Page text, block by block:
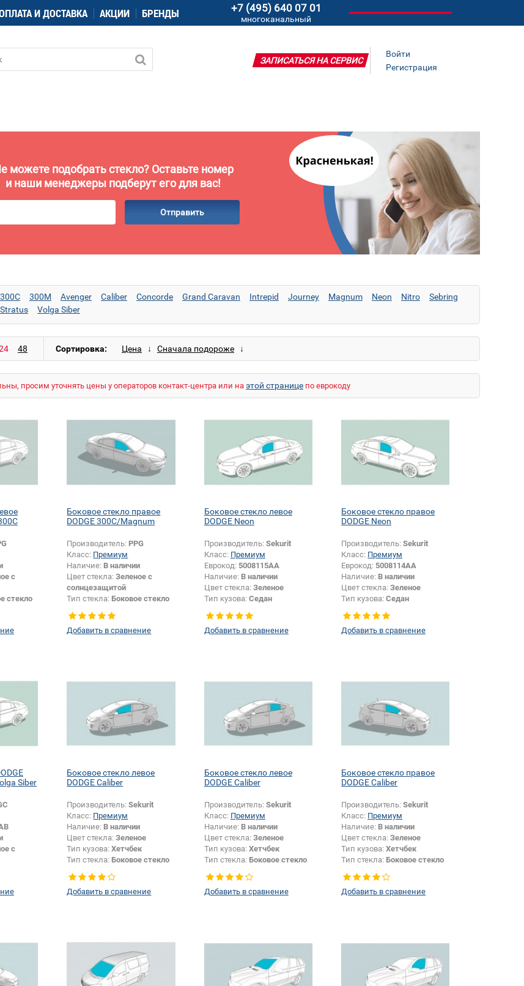
И ДОСТАВКА АКЦИИ БРЕНДЫ +7 (495) 640 07 01
многоканальный
Войти
Регистрация
ЗАПИСАТЬСЯ НА СЕРВИС
можете подобрать стекло? Оставьте номер
и наши менеджеры подберут его для вас!
Отправить
300C 300M Avenger Caliber Concorde Grand Caravan Intrepid Journey Magnum Neon Nitro
Sebring
Stratus
Volga Siber
Сортировка:
просим уточнять цены у операторов контакт-центра или наэтой странице по еврокоду
с
стекло
Боковое стекло правое
DODGE 300C/Magnum
Производитель: PPG
Класс: Премиум
Наличие: В наличии
Цвет стекла:Зеленое с
солнцезащитой
Тип стекла: Боковое стекло
правое
Добавить в сравнение
Боковое стекло левое
DODGE Neon
Производитель: Sekurit
Класс: Премиум
Еврокод: 5008115AA
Наличие: В наличии
Цвет стекла: Зеленое
Тип кузова: Седан
Тип стекла: Боковое стекло
левое
Добавить в сравнение
Боковое стекло правое
DODGE Neon
Производитель:Sekurit
Класс: Премиум
Еврокод: 5008114AA
Наличие: В наличии
Цвет стекла:Зеленое
Тип кузова:Седан
Тип стекла:Боковое стекло
правое
Добавить в сравнение
Siber
с
Боковое стекло левое
DODGE Caliber
Производитель:Sekurit
Класс: Премиум
Наличие: В наличии
Цвет стекла:Зеленое
Тип кузова:Хетчбек
Тип стекла: Боковое стекло
левое
Добавить в сравнение
Боковое стекло левое
DODGE Caliber
Производитель: Sekurit
Класс: Премиум
Наличие: В наличии
Цвет стекла: Зеленое
Тип кузова: Хетчбек
Тип стекла: Боковое стекло
левое
Добавить в сравнение
Боковое стекло правое
DODGE Caliber
Производитель:Sekurit
Класс: Премиум
Наличие: В наличии
Цвет стекла:Зеленое
Тип кузова:Хетчбек
Тип стекла: Боковое стекло
правое
Добавить в сравнение